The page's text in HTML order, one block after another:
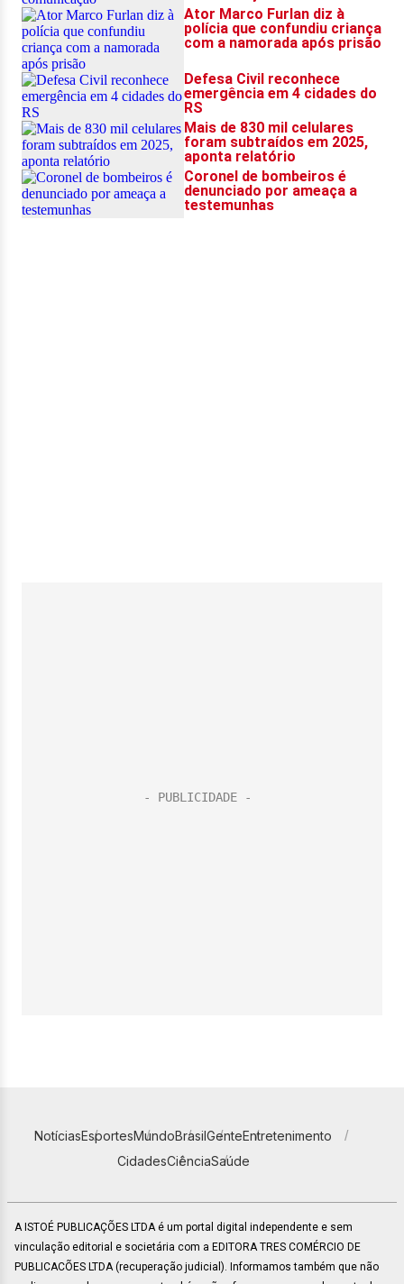
NotíciasEsportesMundoBrasilGenteEntretenimento
CidadesCiênciaSaúde
A ISTOÉ PUBLICAÇÕES LTDA é um portal digital independente e sem
vinculação editorial e societária com a EDITORA TRES COMÉRCIO DE
PUBLICACÕES LTDA (recuperação judicial). Informamos também que não